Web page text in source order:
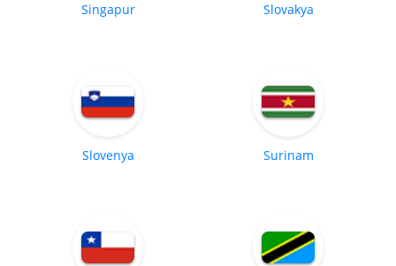
Singapur Slovakya
Slovenya Surinam